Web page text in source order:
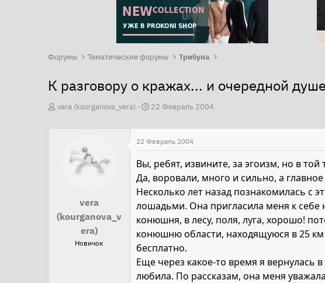
Форумы Тематические форумы Трибуна
К разговору о кражах... и очередной
А
ы
vera (kourganova_vera)
Д
а
н
а
ч
а
л
а
22 Февраль 2004
vera
(kourganova_v
era)
Новичок
22 Февраль 2004
Вы, ребят, извините, за эгоизм, но в
Да, воровали, много и сильно, а
Несколько лет назад познакомилась с
лошадьми. Она пригласила меня к себе
конюшня, в лесу, поля, луга, хорошо!
конюшню области, находящуюся в 25 км
бесплатно.
Еще через какое-то время я
любила. По рассказам, она меня